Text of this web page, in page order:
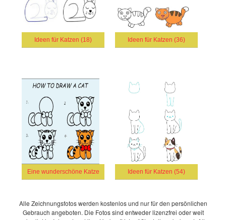
Ideen für Katzen (18) Ideen für Katzen (36)
Eine wunderschöne Katze Ideen für Katzen (54)
Alle Zeichnungsfotos werden kostenlos und nur für den persönlichen
Gebrauch angeboten. Die Fotos sind entweder lizenzfrei oder weit